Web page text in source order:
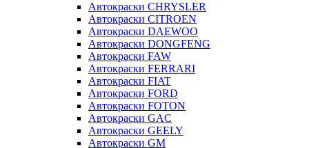
Автокраски CHRYSLER
Автокраски CITROEN
Автокраски DAEWOO
Автокраски DONGFENG
Автокраски FAW
Автокраски FERRARI
Автокраски FIAT
Автокраски FORD
Автокраски FOTON
Автокраски GAC
Автокраски GEELY
Автокраски GM